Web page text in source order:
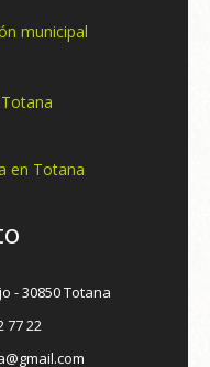
municipal
en Totana
- 30850 Totana
77 22